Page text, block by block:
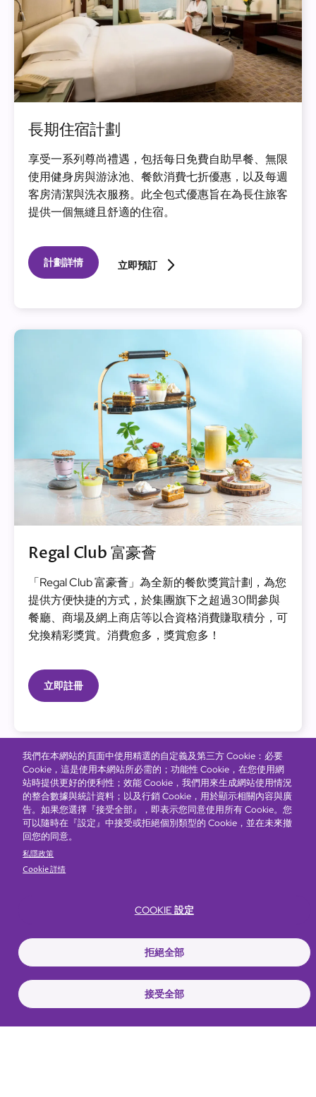
長期住宿計劃
享受一系列尊尚禮遇，包括每日免費自助早餐、無限
使用健身房與游泳池、餐飲消費七折優惠，以及每週
客房清潔與洗衣服務。此全包式優惠旨在為長住旅客
提供一個無縫且舒適的住宿。
計劃詳情 立即預訂
Regal Club 富豪薈
「Regal Club 富豪薈」為全新的餐飲獎賞計劃，為您
提供方便快捷的方式，於集團旗下之超過30間參與
餐廳、商場及網上商店等以合資格消費賺取積分，可
兌換精彩獎賞。消費愈多，獎賞愈多！
立即註冊
Bottom
menu
選擇酒店我們的品牌推廣與優惠獎勵計劃e-shop
管理層簡介
搶先一步，掌握最新資訊！
我們在本網站的頁面中使用精選的自定義及第三方 Cookie：必要
Cookie，這是使用本網站所必需的；功能性 Cookie，在您使用網
站時提供更好的便利性；效能 Cookie，我們用來生成網站使用情況
的整合數據與統計資料；以及行銷 Cookie，用於顯示相關內容與廣
告。如果您選擇『接受全部』，即表示您同意使用所有 Cookie。您
可以隨時在『設定』中接受或拒絕個別類型的 Cookie，並在未來撤
回您的同意。
私隱政策
Cookie 詳情
COOKIE 設定
拒絕全部
接受全部